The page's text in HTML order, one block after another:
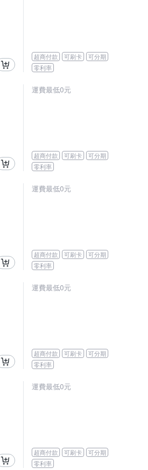
超商付款 可刷卡
可分期
零利率
運費最低0元
超商付款 可刷卡
可分期
零利率
運費最低0元
超商付款 可刷卡
可分期
零利率
運費最低0元
超商付款 可刷卡
可分期
零利率
運費最低0元
超商付款 可刷卡
可分期
零利率